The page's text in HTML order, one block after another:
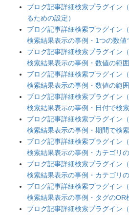
ブログ記事詳細検索プラグイン
るための設定）
ブログ記事詳細検索プラグイン
検索結果表示の事例・1つの数値
ブログ記事詳細検索プラグイン
検索結果表示の事例・数値の範囲
ブログ記事詳細検索プラグイン
検索結果表示の事例・数値の範
ブログ記事詳細検索プラグイン
検索結果表示の事例・日付で検索
ブログ記事詳細検索プラグイン
検索結果表示の事例・期間で検索
ブログ記事詳細検索プラグイン
検索結果表示の事例・カテゴリの
ブログ記事詳細検索プラグイン
検索結果表示の事例・カテゴリの
ブログ記事詳細検索プラグイン
検索結果表示の事例・タグのOR
ブログ記事詳細検索プラグイン